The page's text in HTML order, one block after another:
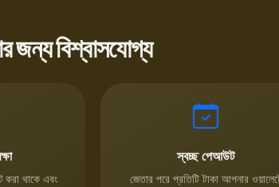
বিশ্বাসযোগ্য
করা থাকে এবং
স্বচ্ছ পেআউট
জেতার পরে প্রতিটি টাকা আপনার